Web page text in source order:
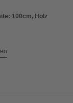
100cm, Holz